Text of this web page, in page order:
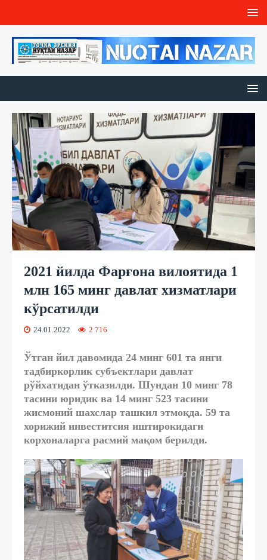
2021 йилда Фарғона вилоятида 1
млн 165 минг давлат хизматлари
кўрсатилди
24.01.2022 2 716
Ўтган йил давомида 24 минг 601 та янги
тадбиркорлик субъектлари давлат
рўйхатидан ўтказилди. Шундан 10 минг 78
тасини юридик ва 14 минг 523 тасини
жисмоний шахслар ташкил этмоқда. 59 та
хорижий инвеститсия иштирокидаги
корхоналарга расмий мақом берилди.